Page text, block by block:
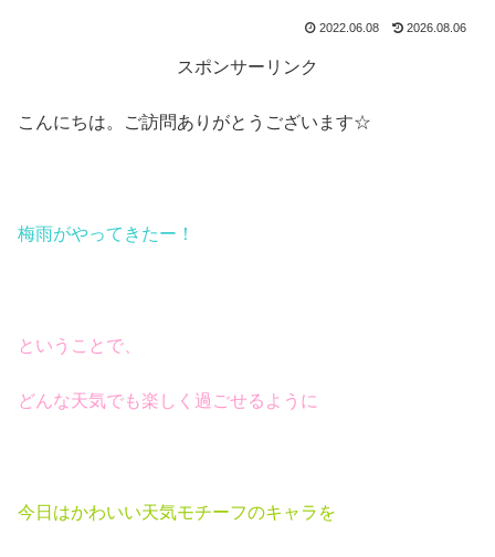
2022.06.08 2026.08.06
スポンサーリンク
こんにちは。ご訪問ありがとうございます☆
梅雨がやってきたー！
ということで、
どんな天気でも楽しく過ごせるように
今日はかわいい天気モチーフのキャラを